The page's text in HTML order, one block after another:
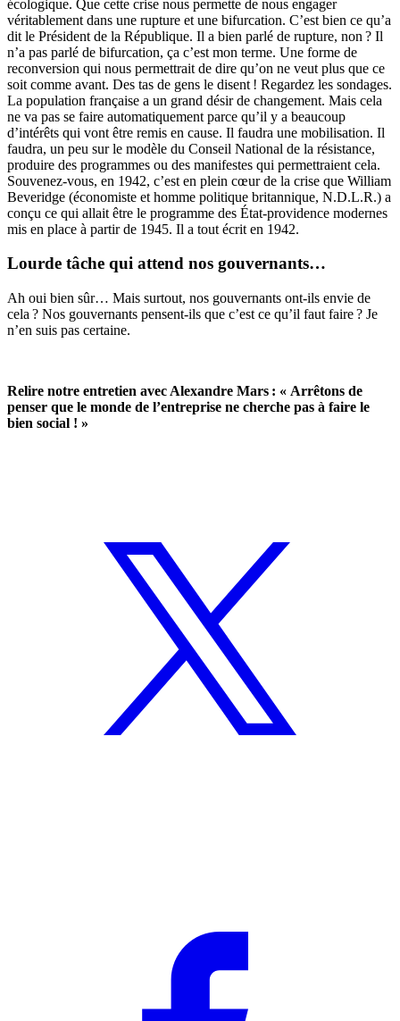
écologique. Que cette crise nous permette de nous engager
véritablement dans une rupture et une bifurcation. C’est bien ce qu’a
dit le Président de la République. Il a bien parlé de rupture, non ? Il
n’a pas parlé de bifurcation, ça c’est mon terme. Une forme de
reconversion qui nous permettrait de dire qu’on ne veut plus que ce
soit comme avant. Des tas de gens le disent ! Regardez les sondages.
La population française a un grand désir de changement. Mais cela
ne va pas se faire automatiquement parce qu’il y a beaucoup
d’intérêts qui vont être remis en cause. Il faudra une mobilisation. Il
faudra, un peu sur le modèle du Conseil National de la résistance,
produire des programmes ou des manifestes qui permettraient cela.
Souvenez-vous, en 1942, c’est en plein cœur de la crise que William
Beveridge (économiste et homme politique britannique, N.D.L.R.) a
conçu ce qui allait être le programme des État-providence modernes
mis en place à partir de 1945. Il a tout écrit en 1942.
Lourde tâche qui attend nos gouvernants…
Ah oui bien sûr… Mais surtout, nos gouvernants ont-ils envie de
cela ? Nos gouvernants pensent-ils que c’est ce qu’il faut faire ? Je
n’en suis pas certaine.
Relire notre entretien avec Alexandre Mars : « Arrêtons de
penser que le monde de l’entreprise ne cherche pas à faire le
bien social ! »